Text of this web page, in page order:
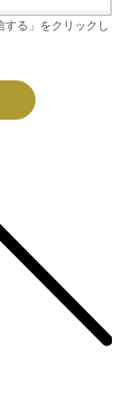
する」をクリックし